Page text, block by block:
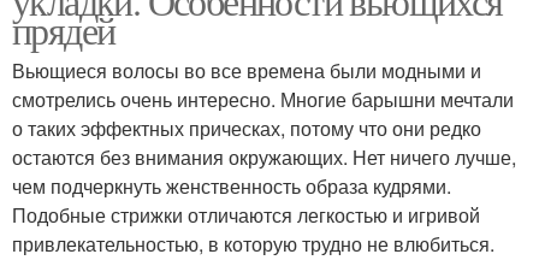
прядей
Вьющиеся волосы во все времена были модными и
смотрелись очень интересно. Многие барышни мечтали
о таких эффектных прическах, потому что они редко
остаются без внимания окружающих. Нет ничего лучше,
чем подчеркнуть женственность образа кудрями.
Подобные стрижки отличаются легкостью и игривой
привлекательностью, в которую трудно не влюбиться.